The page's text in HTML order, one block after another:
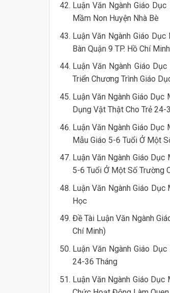
Luận Văn Ngành Giáo
Mầm Non Huyện Nhà Bè
Luận Văn Ngành Giáo
Bàn Quận 9 TP. Hồ Chí Minh
Luận Văn Ngành Giáo
Triển Chương Trình Giáo
Luận Văn Ngành Giáo
Dụng Vật Thật Cho Trẻ 24-
Luận Văn Ngành Giáo Dục
Mẫu Giáo 5-6 Tuổi Ở Một
Luận Văn Ngành Giáo
5-6 Tuổi Ở Một Số Trường
Luận Văn Ngành Giáo
Học
Đề Tài Luận Văn Ngành
Chí Minh)
Luận Văn Ngành Giáo
24-36 Tháng
Luận Văn Ngành Giáo Dục